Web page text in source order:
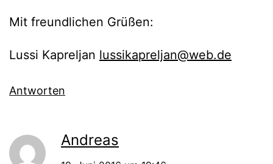
Mit freundlichen Grüßen:
Lussi Kapreljan lussikapreljan@web.de
Antworten
Andreas